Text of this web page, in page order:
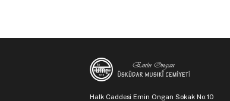
Halk Caddesi Emin Ongan Sokak No:10